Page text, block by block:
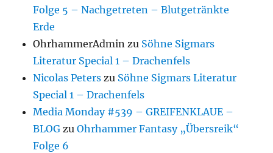
Folge 5 – Nachgetreten – Blutgetränkte
Erde
OhrhammerAdmin zu Söhne Sigmars
Literatur Special 1 – Drachenfels
Nicolas Peters zu Söhne Sigmars Literatur
Special 1 – Drachenfels
Media Monday #539 – GREIFENKLAUE –
BLOG zuOhrhammer Fantasy „Übersreik“
Folge 6